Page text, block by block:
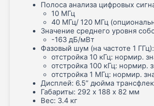
Полоса анализа цифровых
10 МГц
40 МГц/ 120 МГц
Значение среднего уровня
-163 дБ/мВт
Фазовый шум (на частоте 1 ГГц):
отстройка 10 кГц: нормир.
отстройка 100 кГц: нормир.
отстройка 1 МГц: нормир.
Дисплей: 6.5” дюйма
Габариты: 292 х 188 х 82 мм
Вес: 3.4 кг